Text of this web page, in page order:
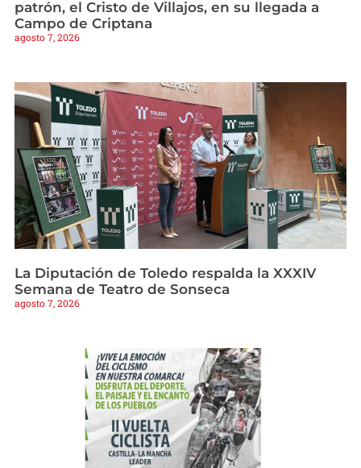
patrón, el Cristo de Villajos, en su llegada a
Campo de Criptana
agosto 7, 2026
La Diputación de Toledo respalda la XXXIV
Semana de Teatro de Sonseca
agosto 7, 2026